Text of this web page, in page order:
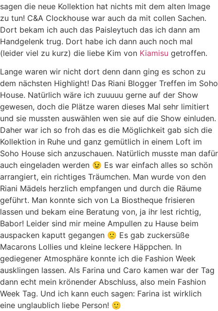
sagen die neue Kollektion hat nichts mit dem alten Image
zu tun! C&A Clockhouse war auch da mit collen Sachen.
Dort bekam ich auch das Paisleytuch das ich dann am
Handgelenk trug. Dort habe ich dann auch noch mal
(leider viel zu kurz) die liebe Kim von Kiamisu getroffen.
Lange waren wir nicht dort denn dann ging es schon zu
dem nächsten Highlight! Das Riani Blogger Treffen im Soho
House. Natürlich wäre ich zuuuuu gerne auf der Show
gewesen, doch die Plätze waren dieses Mal sehr limitiert
und sie mussten auswählen wen sie auf die Show einluden.
Daher war ich so froh das es die Möglichkeit gab sich die
Kollektion in Ruhe und ganz gemütlich in einem Loft im
Soho House sich anzuschauen. Natürlich musste man dafür
auch eingeladen werden 😉 Es war einfach alles so schön
arrangiert, ein richtiges Träumchen. Man wurde von den
Riani Mädels herzlich empfangen und durch die Räume
geführt. Man konnte sich von La Biostheque frisieren
lassen und bekam eine Beratung von, ja ihr lest richtig,
Babor! Leider sind mir meine Ampullen zu Hause beim
auspacken kaputt gegangen 🙁 Es gab zuckersüße
Macarons Lollies und kleine leckere Häppchen. In
gediegener Atmosphäre konnte ich die Fashion Week
ausklingen lassen. Als Farina und Caro kamen war der Tag
dann echt mein krönender Abschluss, also mein Fashion
Week Tag. Und ich kann euch sagen: Farina ist wirklich
eine unglaublich liebe Person! 🙂